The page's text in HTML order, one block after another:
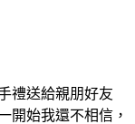
禮送給親朋好友
開始我還不相信，